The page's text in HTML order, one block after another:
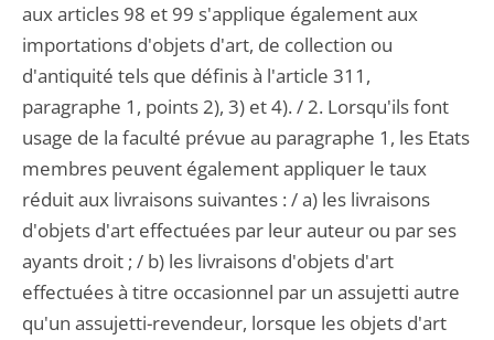
aux articles 98 et 99 s'applique également aux
importations d'objets d'art, de collection ou
d'antiquité tels que définis à l'article 311,
paragraphe 1, points 2), 3) et 4). / 2. Lorsqu'ils font
usage de la faculté prévue au paragraphe 1, les Etats
membres peuvent également appliquer le taux
réduit aux livraisons suivantes : / a) les livraisons
d'objets d'art effectuées par leur auteur ou par ses
ayants droit ; / b) les livraisons d'objets d'art
effectuées à titre occasionnel par un assujetti autre
qu'un assujetti-revendeur, lorsque les objets d'art